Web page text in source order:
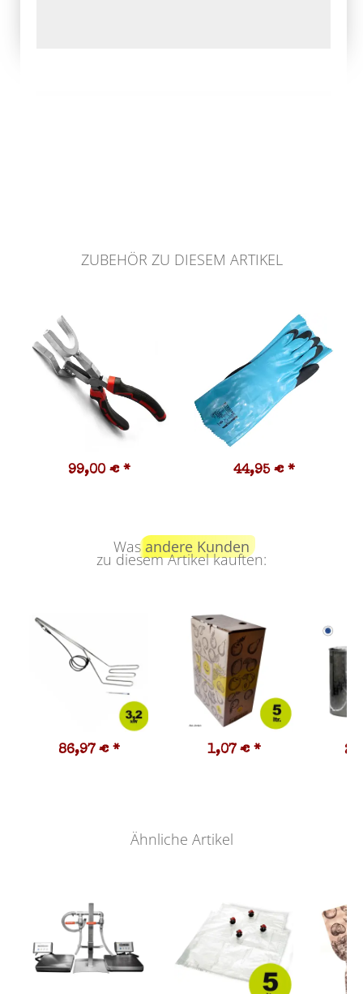
ZUBEHÖR ZU DIESEM ARTIKEL
99,00 € * 44,95 € *
Wasandere Kunden
zu diesem Artikel kauften:
86,97 € * 1,07 € *
Ähnliche Artikel